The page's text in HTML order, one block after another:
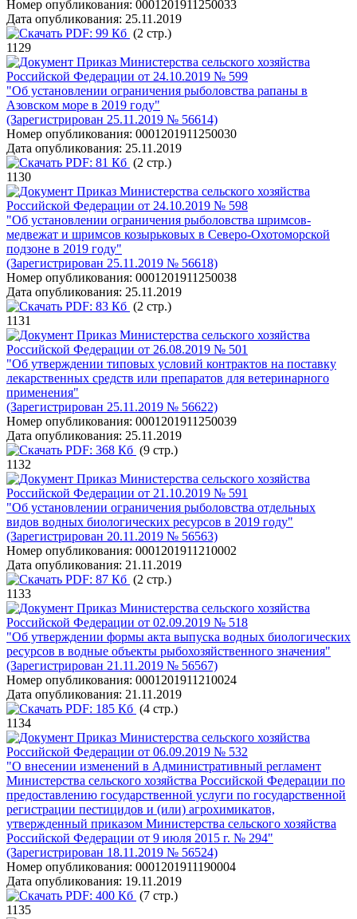
Номер опубликования: 0001201911250033
Дата опубликования: 25.11.2019
PDF: 99 Кб (2 стр.)
1129
Приказ Министерства сельского хозяйства
Российской Федерации от 24.10.2019 № 599
"Об установлении ограничения рыболовства рапаны в
Азовском море в 2019 году"
(Зарегистрирован 25.11.2019 № 56614)
Номер опубликования: 0001201911250030
Дата опубликования: 25.11.2019
PDF: 81 Кб (2 стр.)
1130
Приказ Министерства сельского хозяйства
Российской Федерации от 24.10.2019 № 598
"Об установлении ограничения рыболовства шримсов-
медвежат и шримсов козырьковых в Северо-Охотоморской
подзоне в 2019 году"
(Зарегистрирован 25.11.2019 № 56618)
Номер опубликования: 0001201911250038
Дата опубликования: 25.11.2019
PDF: 83 Кб (2 стр.)
1131
Приказ Министерства сельского хозяйства
Российской Федерации от 26.08.2019 № 501
"Об утверждении типовых условий контрактов на поставку
лекарственных средств или препаратов для ветеринарного
применения"
(Зарегистрирован 25.11.2019 № 56622)
Номер опубликования: 0001201911250039
Дата опубликования: 25.11.2019
PDF: 368 Кб (9 стр.)
1132
Приказ Министерства сельского хозяйства
Российской Федерации от 21.10.2019 № 591
"Об установлении ограничения рыболовства отдельных
видов водных биологических ресурсов в 2019 году"
(Зарегистрирован 20.11.2019 № 56563)
Номер опубликования: 0001201911210002
Дата опубликования: 21.11.2019
PDF: 87 Кб (2 стр.)
1133
Приказ Министерства сельского хозяйства
Российской Федерации от 02.09.2019 № 518
"Об утверждении формы акта выпуска водных биологических
ресурсов в водные объекты рыбохозяйственного значения"
(Зарегистрирован 21.11.2019 № 56567)
Номер опубликования: 0001201911210024
Дата опубликования: 21.11.2019
PDF: 185 Кб (4 стр.)
1134
Приказ Министерства сельского хозяйства
Российской Федерации от 06.09.2019 № 532
"О внесении изменений в Административный регламент
Министерства сельского хозяйства Российской Федерации по
предоставлению государственной услуги по государственной
регистрации пестицидов и (или) агрохимикатов,
утвержденный приказом Министерства сельского хозяйства
Российской Федерации от 9 июля 2015 г. № 294"
(Зарегистрирован 18.11.2019 № 56524)
Номер опубликования: 0001201911190004
Дата опубликования: 19.11.2019
PDF: 400 Кб (7 стр.)
1135